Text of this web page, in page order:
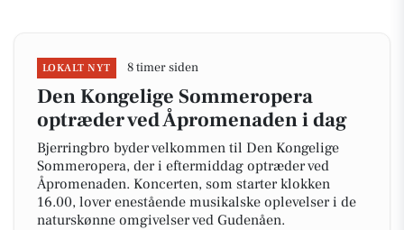
LOKALT NYT 8 timer siden
Den Kongelige Sommeropera
optræder ved Åpromenaden i dag
Bjerringbro byder velkommen til Den Kongelige
Sommeropera, der i eftermiddag optræder ved
Åpromenaden. Koncerten, som starter klokken
16.00, lover enestående musikalske oplevelser i de
naturskønne omgivelser ved Gudenåen.